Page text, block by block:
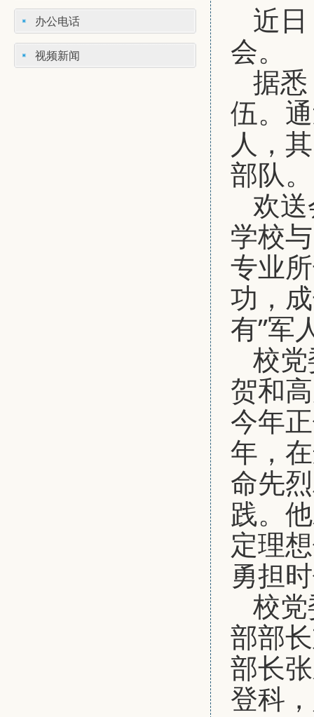
办公电话
视频新闻
近
会。
据
伍。
人，
部队。
欢
学校
专业
功，
有”军
校
贺和
今年
年，
命先
践。
定理
勇担
校
部部
部长
登科